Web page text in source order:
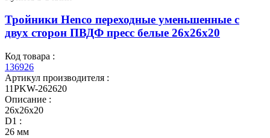
Тройники Henco переходные уменьшенные с
двух сторон ПВДФ пресс белые 26x26x20
Код товара :
136926
Артикул производителя :
11PKW-262620
Описание :
26x26x20
D1 :
26 мм